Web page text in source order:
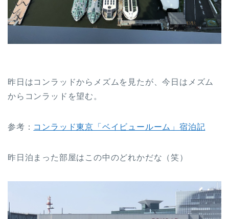
昨日はコンラッドからメズムを見たが、今日はメズム
からコンラッドを望む。
参考： コンラッド東京「ベイビュールーム」宿泊記
昨日泊まった部屋はこの中のどれかだな（笑）